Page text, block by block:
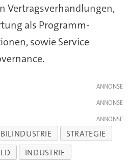
Vertragsverhandlungen,
als Programm-
sowie Service
STRATEGIE
INDUSTRIE